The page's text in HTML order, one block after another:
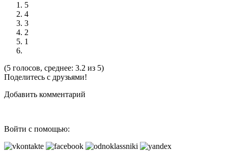
5
4
3
2
1
(5 голосов, среднее: 3.2 из 5)
Поделитесь с друзьями!
Добавить комментарий
Войти с помощью: